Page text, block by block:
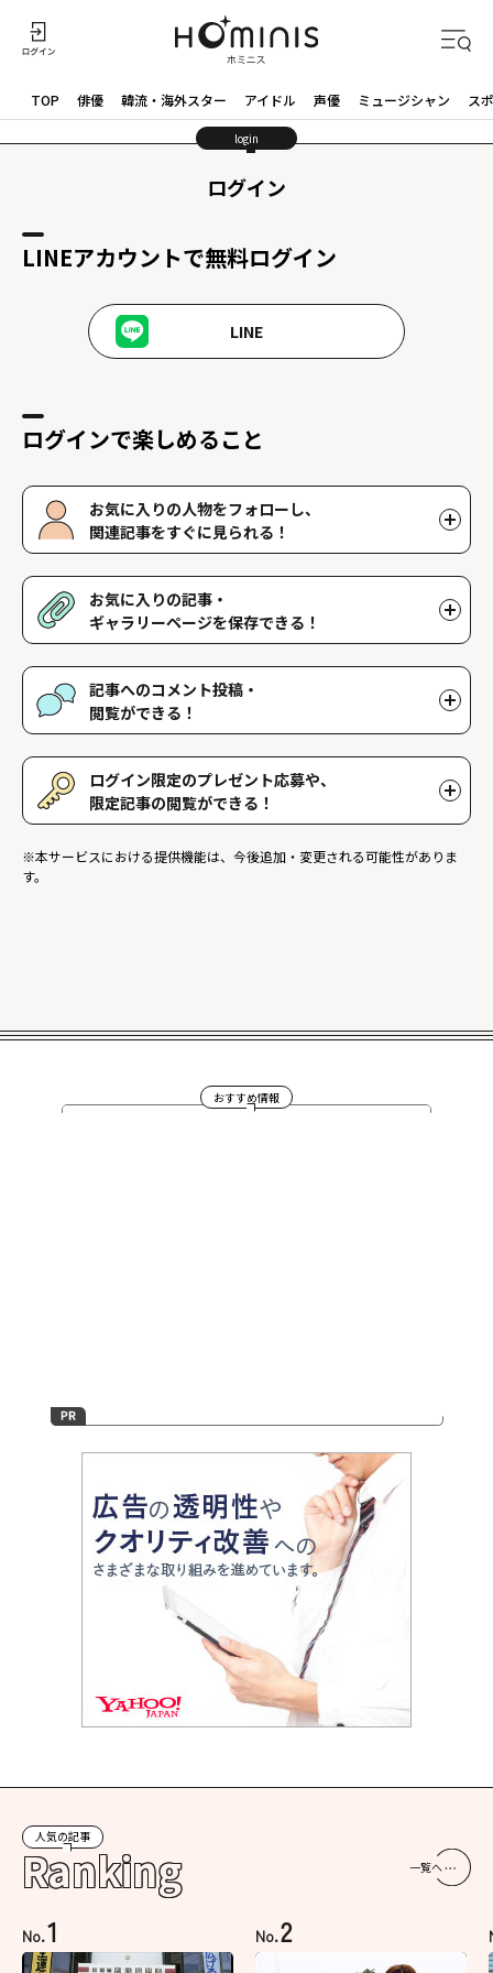
TOP 俳優 韓流・海外スター アイドル 声優 ミュージシャン ス
login
ログイン
LINEアカウントで無料ログイン
LINE
ログインで楽しめること
お気に入りの人物をフォローし、
関連記事をすぐに見られる！
好きな人物をフォローすることで、マイページで好きな人物の関連
記事を閲覧することができます。好きな人物一覧はマイページで確
認できます。
お気に入りの記事・
ギャラリーページを保存できる！
好きな記事やギャラリーページを保存し、マイページでいつでも閲
覧することができます。
記事へのコメント投稿・
閲覧ができる！
記事に対して応援や感想などのコメントができ、他のファンが投稿
したコメントを読むことができます。
ログイン限定のプレゼント応募や、
限定記事の閲覧ができる！
た、ログイン限定記事を閲覧することができます。
※本サービスにおける提供機能は、今後追加・変更される可能性がありま
す。
おすすめ情報
人気の記事
Ranking 一覧へ
No.1 No.2